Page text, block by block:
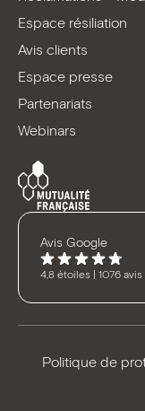
Espace résiliation
Avis clients
Espace presse
Partenariats
Webinars
Avis Google
4,8 étoiles | 1076
Politique de